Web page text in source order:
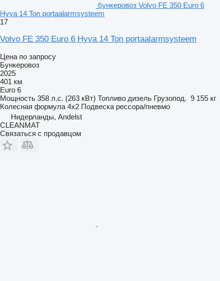
бункеровоз Volvo FE 350 Euro 6
Hyva 14 Ton portaalarmsysteem
17
Volvo FE 350 Euro 6 Hyva 14 Ton portaalarmsysteem
Цена по запросу
Бункеровоз
2025
401 км
Euro 6
Мощность 358 л.с. (263 кВт) Топливо дизель Грузопод. 9 155 кг
Колесная формула 4x2 Подвеска рессора/пневмо
Нидерланды, Andelst
CLEANMAT
Связаться с продавцом